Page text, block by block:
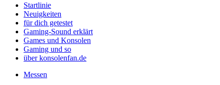
Startlinie
Neuigkeiten
für dich getestet
Gaming-Sound erklärt
Games und Konsolen
Gaming und so
über konsolenfan.de
Messen